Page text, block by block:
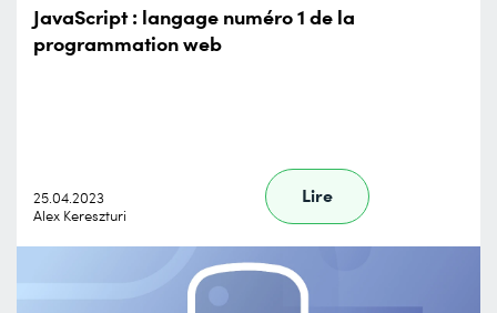
JavaScript : langage numéro 1 de la
programmation web
25.04.2023
Alex Kereszturi
Lire